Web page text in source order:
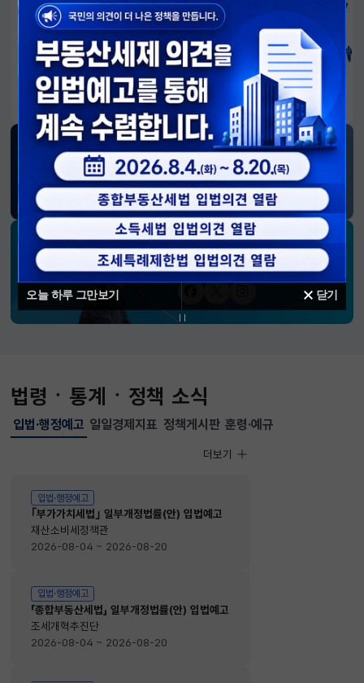
오늘 하루 그만보기 닫기
알림판
국민이 만든 대전환의 길-회복과 도약, 모두의 1년
재정경제부 SNS 소식
블로그페이스북트위터(X)유튜브인스타그램
소통하는 경제 리더 구윤철 장관의
SNS 채널
법령ㆍ통계ㆍ정책 소식
입법·행정예고
선택됨
입법·행정예고
입법·행정예고
｢부가가치세법｣ 일부개정법률(안) 입법예고
재산소비세정책관
2026-08-04 ~ 2026-08-20
입법·행정예고
「종합부동산세법」 일부개정법률(안) 입법예고
조세개혁추진단
2026-08-04 ~ 2026-08-20
입법·행정예고
더보기
일일경제지표 정책게시판 훈령·예규